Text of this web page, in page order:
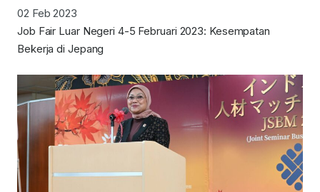
02 Feb 2023
Job Fair Luar Negeri 4-5 Februari 2023: Kesempatan
Bekerja di Jepang